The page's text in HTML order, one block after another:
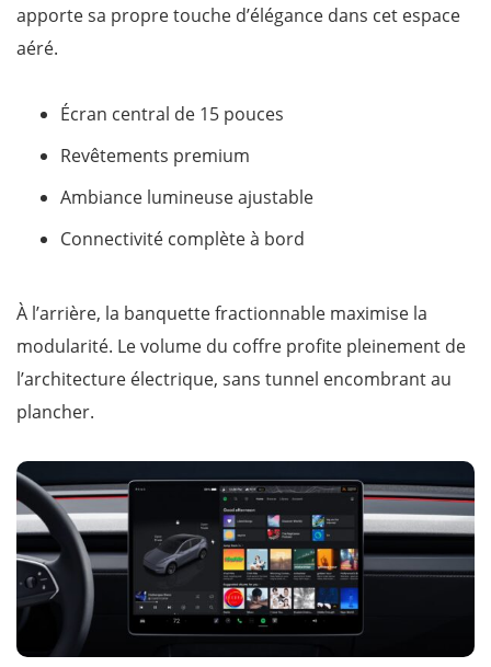
apporte sa propre touche d’élégance dans cet espace
aéré.
Écran central de 15 pouces
Revêtements premium
Ambiance lumineuse ajustable
Connectivité complète à bord
À l’arrière, la banquette fractionnable maximise la
modularité. Le volume du coffre profite pleinement de
l’architecture électrique, sans tunnel encombrant au
plancher.